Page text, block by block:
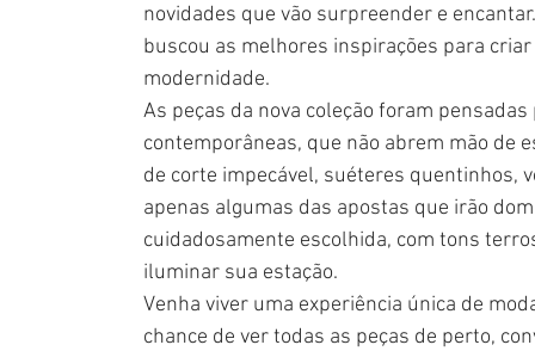
novidades que vão surpreender e
buscou as melhores inspirações para
modernidade.
As peças da nova coleção foram
contemporâneas, que não abrem mão de
de corte impecável, suéteres quentinhos,
apenas algumas das apostas que irão
cuidadosamente escolhida, com tons
iluminar sua estação.
Venha viver uma experiência única de
chance de ver todas as peças de perto,